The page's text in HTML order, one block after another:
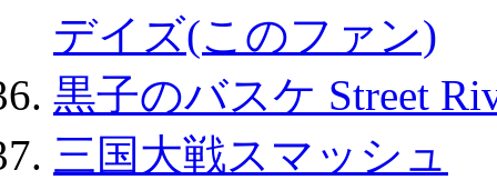
デイズ(このファン)
黒子のバスケ Street
三国大戦スマッシュ